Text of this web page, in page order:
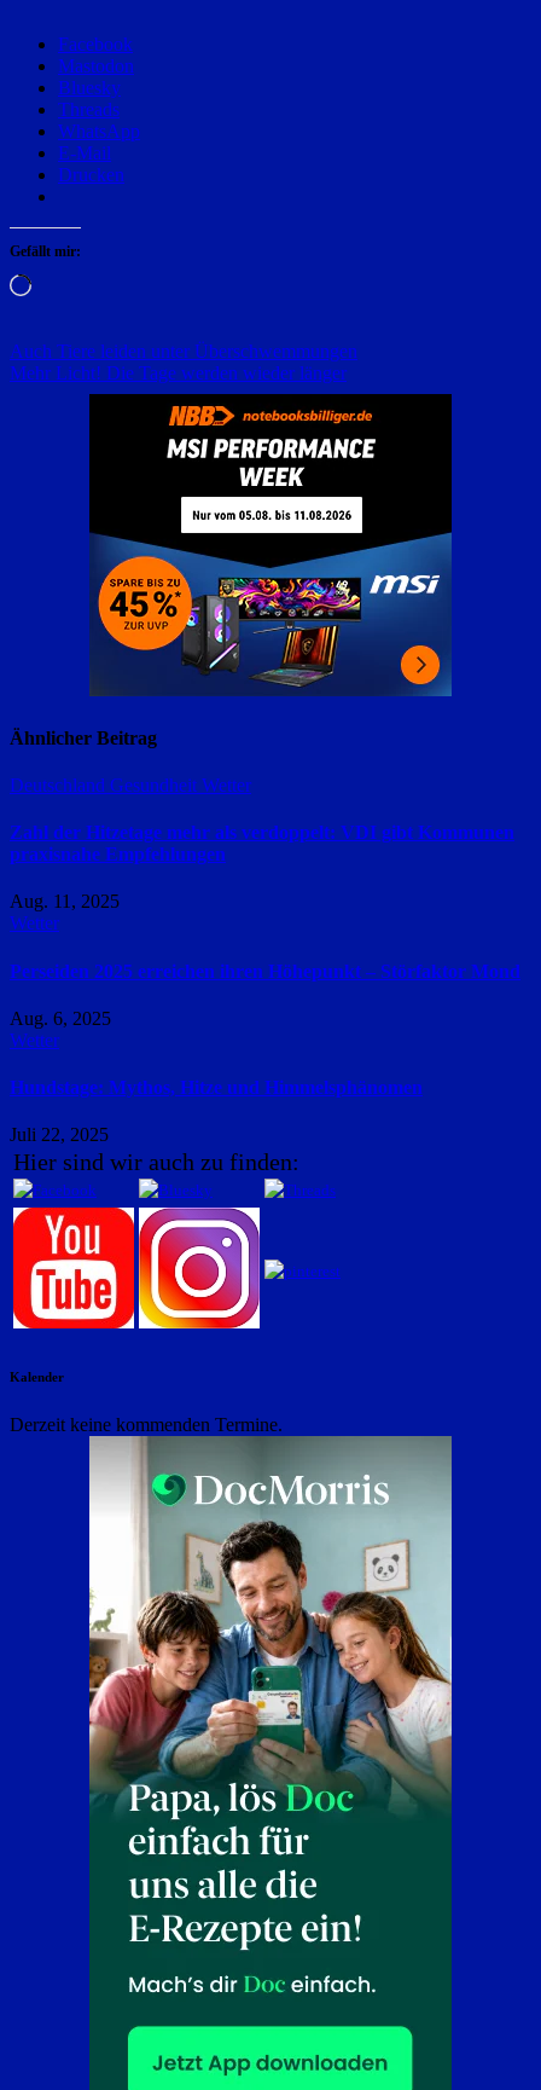
Facebook
Mastodon
Bluesky
Threads
WhatsApp
E-Mail
Drucken
Gefällt mir:
Wird
Beitragsnavigation
Auch Tiere leiden unter Überschwemmungen
Mehr Licht! Die Tage werden wieder länger
Ähnlicher Beitrag
Deutschland Gesundheit Wetter
Zahl der Hitzetage mehr als verdoppelt: VDI gibt Kommunen
praxisnahe Empfehlungen
Aug. 11, 2025
Wetter
Perseiden 2025 erreichen ihren Höhepunkt – Störfaktor Mond
Aug. 6, 2025
Wetter
Hundstage: Mythos, Hitze und Himmelsphänomen
Juli 22, 2025
Hier sind wir auch zu finden:
Kalender
Derzeit keine kommenden Termine.